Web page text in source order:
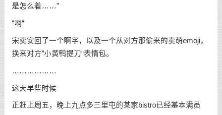
是怎么着……”
“啊“
宋奕安回了一个啊字，以及一个从对方那偷来的卖萌emoji，
换来对方”小黄鸭提刀“表情包。
………………
这天早些时候
正赶上周五，晚上九点多三里屯的某家bistro已经基本满员